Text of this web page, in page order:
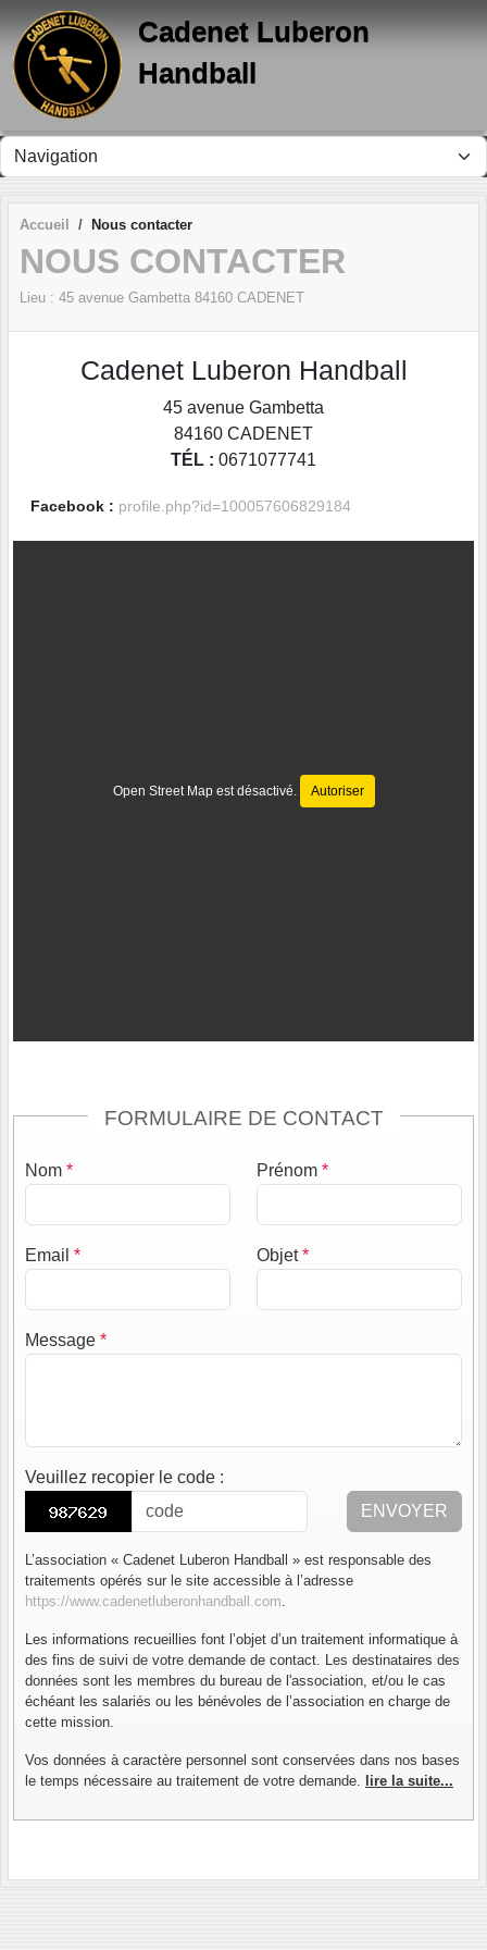
Cadenet Luberon
Handball
Accueil Nous contacter
NOUS CONTACTER
Lieu : 45 avenue Gambetta 84160 CADENET
Cadenet Luberon Handball
45 avenue Gambetta
84160 CADENET
TÉL : 0671077741
Facebook : profile.php?id=100057606829184
Open Street Map est désactivé. Autoriser
FORMULAIRE DE CONTACT
Nom * Prénom *
Email * Objet*
Message *
Veuillez recopier le code :
ENVOYER
L’association « Cadenet Luberon Handball » est responsable des
traitements opérés sur le site accessible à l’adresse
https://www.cadenetluberonhandball.com
Les informations recueillies font l’objet d’un traitement informatique à
des fins de suivi de votre demande de contact. Les destinataires des
données sont les membres du bureau de l'association, et/ou le cas
échéant les salariés ou les bénévoles de l’association en charge de
cette mission.
Vos données à caractère personnel sont conservées dans nos bases
le temps nécessaire au traitement de votre demande. lire la suite...
Panneau de gestion des cookies